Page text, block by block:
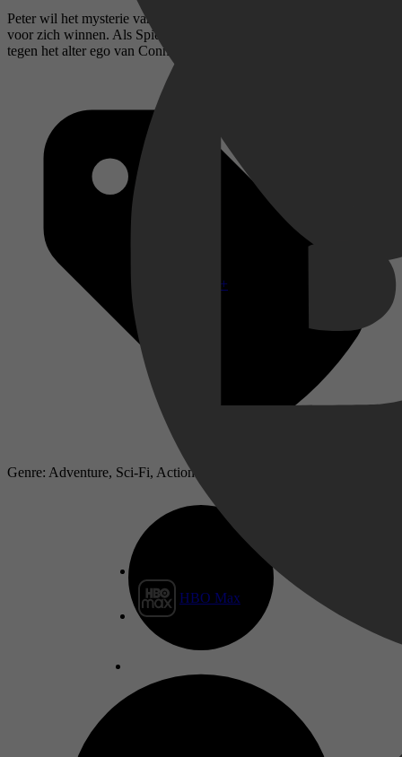
Disney+
HBO Max
Peter wil het mysterie van z’n verleden oplossen en Gwen Stacy
voor zich winnen. Als Spider-Man moet hij het daarna opnemen
tegen het alter ego van Connors, de Hagedis.
Genre: Adventure, Sci-Fi, Action